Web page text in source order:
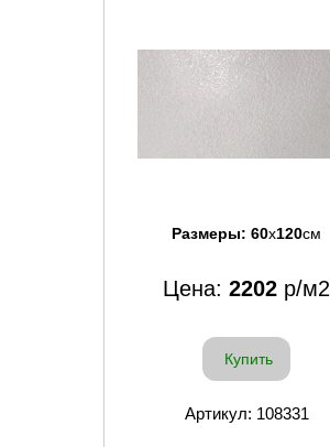
Размеры: 60x120см
Цена: 2202 р/м2
Купить
Артикул: 108331